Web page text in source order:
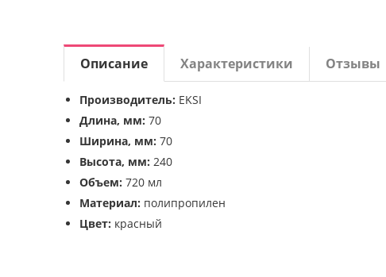
Описание Характеристики Отзывы
Производитель: EKSI
Длина, мм: 70
Ширина, мм: 70
Высота, мм: 240
Объем: 720 мл
Материал: полипропилен
Цвет: красный